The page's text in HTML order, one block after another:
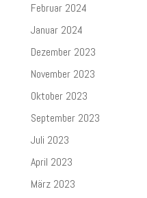
Februar 2024
Januar 2024
Dezember 2023
November 2023
Oktober 2023
September 2023
Juli 2023
April 2023
März 2023